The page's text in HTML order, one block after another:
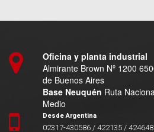
Oficina y planta industrial
Almirante Brown Nº 1200
de Buenos Aires
Base Neuquén Ruta
Medio
Desde Argentina
02317-430586 / 422135 / 424648